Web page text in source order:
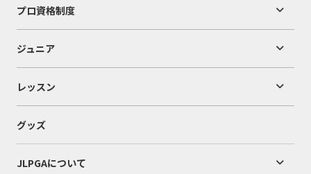
プロ資格制度
ジュニア
レッスン
グッズ
JLPGAについて